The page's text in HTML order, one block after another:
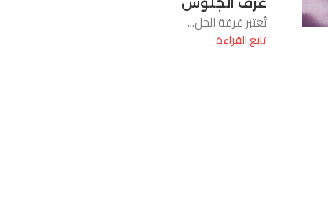
تُعتبر غرفة الجل...
تابع القراءة